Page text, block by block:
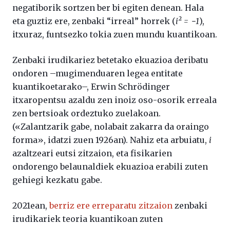
negatiborik sortzen ber bi egiten denean. Hala
eta guztiz ere, zenbaki “irreal” horrek (i² = −1),
itxuraz, funtsezko tokia zuen mundu kuantikoan.
Zenbaki irudikariez betetako ekuazioa deribatu
ondoren –mugimenduaren legea entitate
kuantikoetarako–, Erwin Schrödinger
itxaropentsu azaldu zen inoiz oso-osorik erreala
zen bertsioak ordeztuko zuelakoan.
(«Zalantzarik gabe, nolabait zakarra da oraingo
forma», idatzi zuen 1926an). Nahiz eta arbuiatu, i
azaltzeari eutsi zitzaion, eta fisikarien
ondorengo belaunaldiek ekuazioa erabili zuten
gehiegi kezkatu gabe.
2021ean,berriz ere erreparatu zitzaion zenbaki
irudikariek teoria kuantikoan zuten